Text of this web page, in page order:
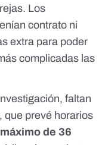
Los
contrato ni
extra para poder
complicadas las
faltan
, que prevé horarios
de 36